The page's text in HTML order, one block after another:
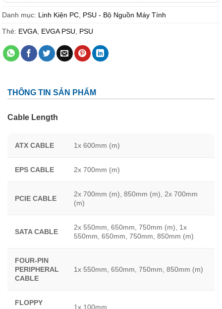
Danh mục: Linh Kiện PC PSU - Bộ Nguồn Máy Tính
Thẻ: EVGA EVGA PSU PSU
THÔNG TIN SẢN PHẨM
Cable Length
ATX CABLE 1x 600mm (m)
EPS CABLE 2x 700mm (m)
PCIE CABLE
2x 700mm (m), 850mm (m), 2x 700mm
(m)
SATA CABLE
2x 550mm, 650mm, 750mm (m), 1x
550mm, 650mm, 750mm, 850mm (m)
FOUR-PIN
PERIPHERAL
CABLE
1x 550mm, 650mm, 750mm, 850mm (m)
FLOPPY
1x 100mm